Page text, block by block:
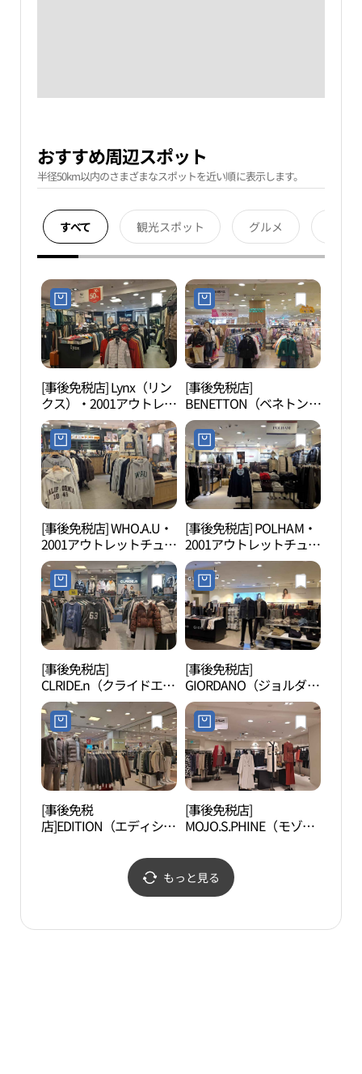
おすすめ周辺スポット
半径50km以内のさまざまなスポットを近い順に表示します。
すべて 観光スポット グルメ
[事後免税店] Lynx（リン
クス）・2001アウトレッ
トチュンゲ（中渓）店
(링스 2001아울렛 중계점)
[事後免税店]
BENETTON（ベネトン）
キッズ・2001アウトレッ
トチュンゲ（中渓）店
(베네통키즈 2001아울렛
중계점)
[事後免税店] WHO.A.U・
2001アウトレットチュン
ゲ（中渓）店(후아유
2001아울렛 중계점)
[事後免税店] POLHAM・
2001アウトレットチュン
ゲ（中渓）店(폴햄 2001
아울렛 중계점)
[事後免税店]
CLRIDE.n（クライドエ
ヌ）・2001アウトレット
チュンゲ（中渓）店(클
라이드N 2001아울렛 중
계점)
[事後免税店]
GIORDANO（ジョルダー
ノ）・2001アウトレット
チュンゲ（中渓）店(지
오다노 2001아울렛 중계
점)
[事後免税
店]EDITION（エディショ
ジ）・2001アウトレット
チュンゲ（中渓）店(에
디션엔드지 2001아울렛
[事後免税店]
MOJO.S.PHINE（モゾエ
レットチュンゲ（中渓）
店(모조에스핀 2001아울
렛 중계점)
もっと見る